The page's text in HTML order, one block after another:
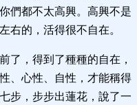
們都不太高興。高興不是
右的，活得很不自在。
了，得到了種種的自在，
、心性、自性，才能稱得
步，步步出蓮花，說了一